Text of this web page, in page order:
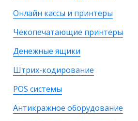
Онлайн кассы и принтеры
Чекопечатающие принтеры
Денежные ящики
Штрих-кодирование
POS системы
Антикражное оборудование